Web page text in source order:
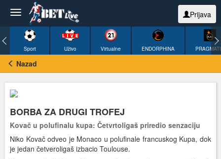
Prijava
Sport Uživo Virtualne ENDORPHINA
Nazad
BORBA ZA DRUGI TROFEJ
Kovač u polufinalu kupa: Četvrtoligaš priredio senzaciju
Niko Kovač odveo je Monaco u polufinale francuskog Kupa, dok
je jedan četveroligaš izbacio Toulouse.